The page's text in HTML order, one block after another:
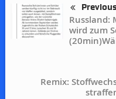
Russland:
wird zum
Remix: